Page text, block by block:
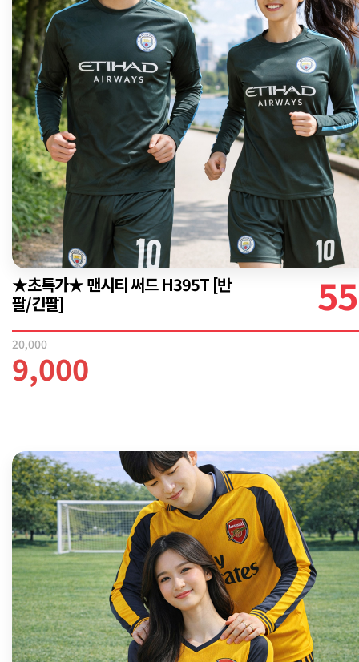
★초특가★ 맨시티 써드 H395T [반
팔/긴팔]
55
20,000
9,000